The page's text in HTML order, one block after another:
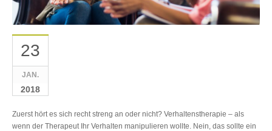
23
JAN.
2018
Zuerst hört es sich recht streng an oder nicht? Verhaltenstherapie – als
wenn der Therapeut Ihr Verhalten manipulieren wollte. Nein, das sollte ein